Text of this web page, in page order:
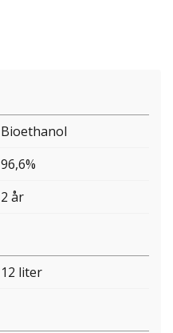
Bioethanol
96,6%
2 år
12 liter